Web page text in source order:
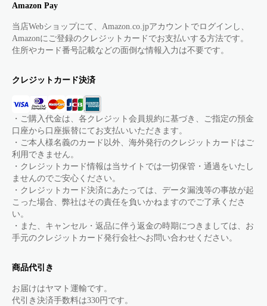
Amazon Pay
当店Webショップにて、Amazon.co.jpアカウントでログインし、
Amazonにご登録のクレジットカードでお支払いする方法です。
住所やカード番号記載などの面倒な情報入力は不要です。
クレジットカード決済
・ご購入代金は、各クレジット会員規約に基づき、ご指定の預金
口座から口座振替にてお支払いいただきます。
・ご本人様名義のカード以外、海外発行のクレジットカードはご
利用できません。
・クレジットカード情報は当サイトでは一切保管・通過をいたし
ませんのでご安心ください。
・クレジットカード決済にあたっては、データ漏洩等の事故が起
こった場合、弊社はその責任を負いかねますのでご了承くださ
い。
・また、キャンセル・返品に伴う返金の時期につきましては、お
手元のクレジットカード発行会社へお問い合わせください。
商品代引き
お届けはヤマト運輸です。
代引き決済手数料は330円です。